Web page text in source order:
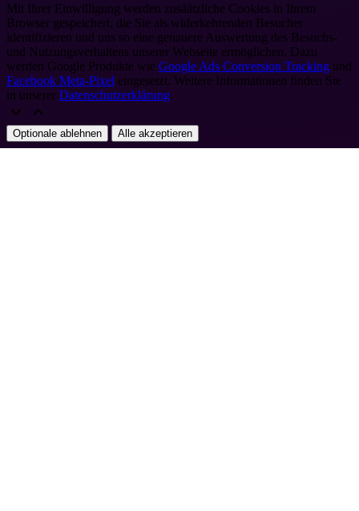
Mit Ihrer Einwilligung werden zusäätzliche Cookies in Ihrem
Browser gespeichert, die Sie als widerkehrenden Besucher
identifizieren und uns so eine genauere Auswertung des Besuchs-
und Nutzungsverhaltens unserer Webseite ermöglichen. Dazu
werden Google Produkte wie Google Ads Conversion Tracking und
Facebook Meta-Pixel eingesetzt. Weitere Informationen finden Sie
in unserer Datenschutzerklärung.
Optionale ablehnen Alle akzeptieren